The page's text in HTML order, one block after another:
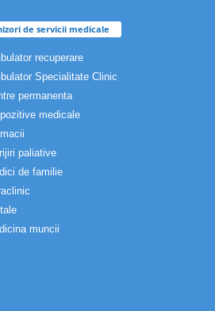
de servicii medicale
recuperare
Specialitate Clinic
permanenta
medicale
paliative
de familie
muncii